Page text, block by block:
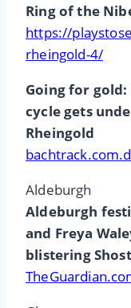
Ring of the
https://
rheingold-4/
Going for gold:
cycle gets
Rheingold
Aldeburgh
Aldeburgh
and Freya
blistering